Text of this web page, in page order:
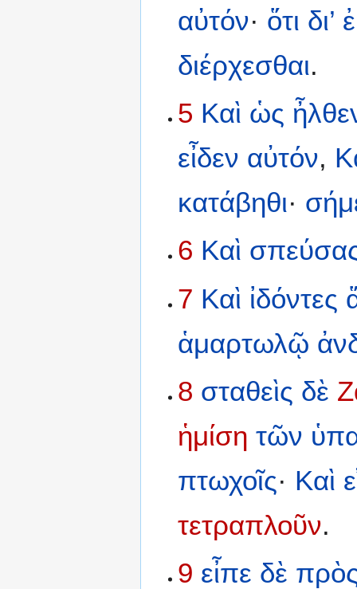
αὐτόν· ὅτι δι’
διέρχεσθαι.
5 Καὶ ὡς
εἶδεν αὐτόν,
κατάβηθι·
6 Καὶ
7 Καὶ ἰδόντες
ἁμαρτωλῷ
8 σταθεὶς δὲ
ἡμίση τῶν
πτωχοῖς· Καὶ
τετραπλοῦν.
9 εἶπε δὲ